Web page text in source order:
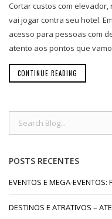
Cortar custos com
vai jogar contra seu hotel.
acesso para pessoas com
atento aos pontos que
CONTINUE READING
POSTS RECENTES
EVENTOS E MEGA-EVENTOS:
DESTINOS E ATRATIVOS –